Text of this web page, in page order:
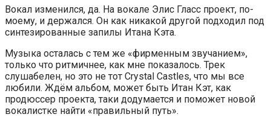
Вокал изменился, да. На вокале Элис Гласс проект, по-
моему, и держался. Он как никакой другой подходил под
синтезированные запилы Итана Кэта.
Музыка осталась с тем же «фирменным звучанием»,
только что ритмичнее, как мне показалось. Трек
слушабелен, но это не тот Crystal Castles, что мы все
любили. Ждём альбом, может быть Итан Кэт, как
продюссер проекта, таки додумается и поможет новой
вокалистке найти «правильный путь».